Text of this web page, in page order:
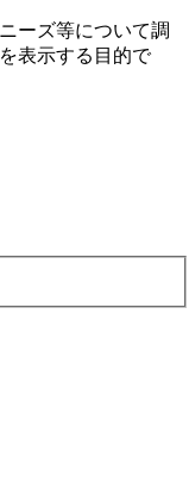
ーズ等について調
表⽰する⽬的で